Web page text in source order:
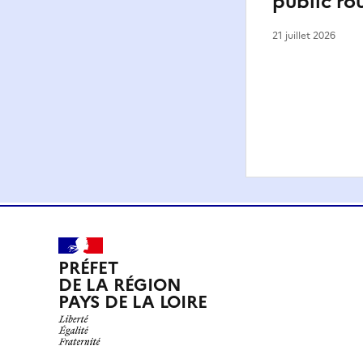
21 juillet 2026
PRÉFET
DE LA RÉGION
PAYS DE LA LOIRE